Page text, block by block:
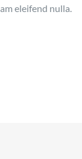
eleifend nulla.